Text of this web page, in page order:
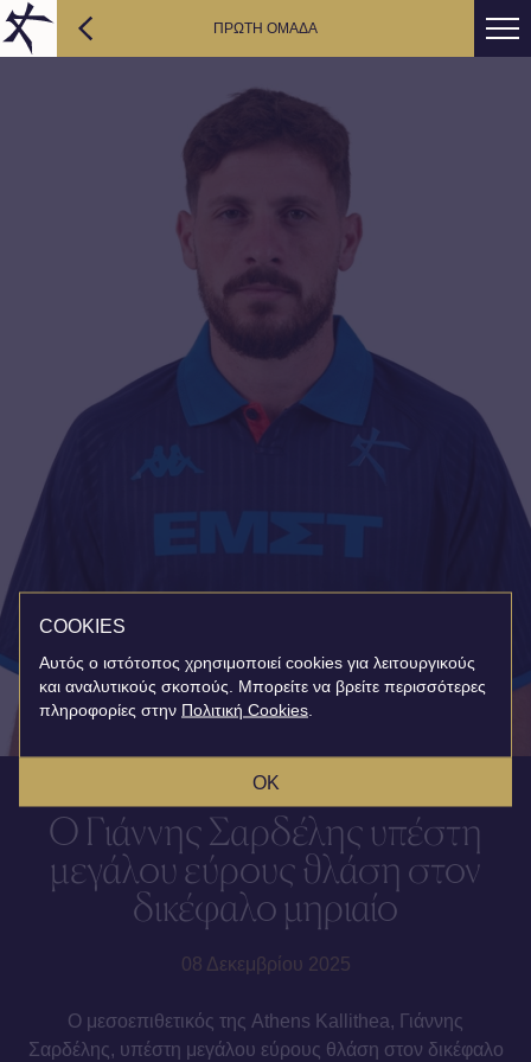
ΠΡΩΤΗ ΟΜΑΔΑ
O Γιάννης Σαρδέλης υπέστη
μεγάλου εύρους θλάση στον
δικέφαλο μηριαίο
08 Δεκεμβρίου 2025
Ο μεσοεπιθετικός της Athens Kallithea, Γιάννης
Σαρδέλης, υπέστη μεγάλου εύρους θλάση στον δικέφαλο
COOKIES
Αυτός ο ιστότοπος χρησιμοποιεί cookies για λειτουργικούς
και αναλυτικούς σκοπούς. Μπορείτε να βρείτε περισσότερες
πληροφορίες στην Πολιτική Cookies
OK